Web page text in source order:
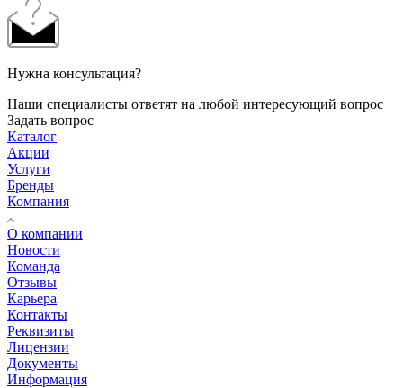
Нужна консультация?
Наши специалисты ответят на любой интересующий вопрос
Задать вопрос
Каталог
Акции
Услуги
Бренды
Компания
О компании
Новости
Команда
Отзывы
Карьера
Контакты
Реквизиты
Лицензии
Документы
Информация